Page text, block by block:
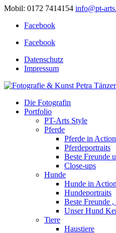
Mobil: 0172 7414154 info@pt-
Facebook
Facebook
Datenschutz
Impressum
Die Fotografin
Portfolio
PT-Arts Style
Pferde
Pferde in Action
Pferdeportraits
Beste Freunde
Close-ups
Hunde
Hunde in Action
Hundeportraits
Beste Freunde
Unser Hund
Tiere
Haustiere